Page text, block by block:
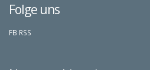
Folge uns
FB RSS